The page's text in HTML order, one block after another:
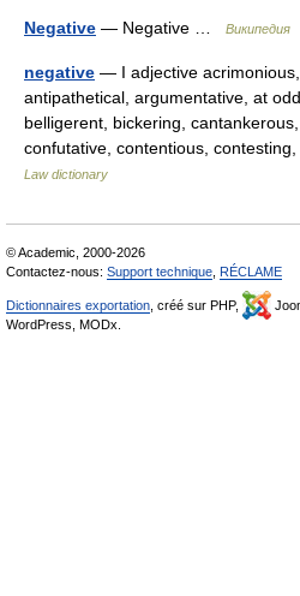
Negative — Negative … Википедия
negative — I adjective
antipathetical, argumentative, at
belligerent, bickering,
confutative, contentious,
Law dictionary
© Academic, 2000-2026
Contactez-nous: Support technique RÉCLAME
Dictionnaires exportation , créé sur PHP,
WordPress, MODx.